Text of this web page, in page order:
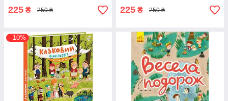
225 ₴ 250 ₴ 225 ₴ 250 ₴
–10%